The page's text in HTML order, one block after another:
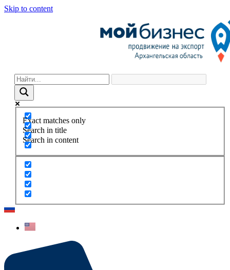
Skip to content
Exact matches only
Search in title
Search in content